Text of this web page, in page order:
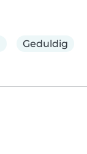
Geduldig